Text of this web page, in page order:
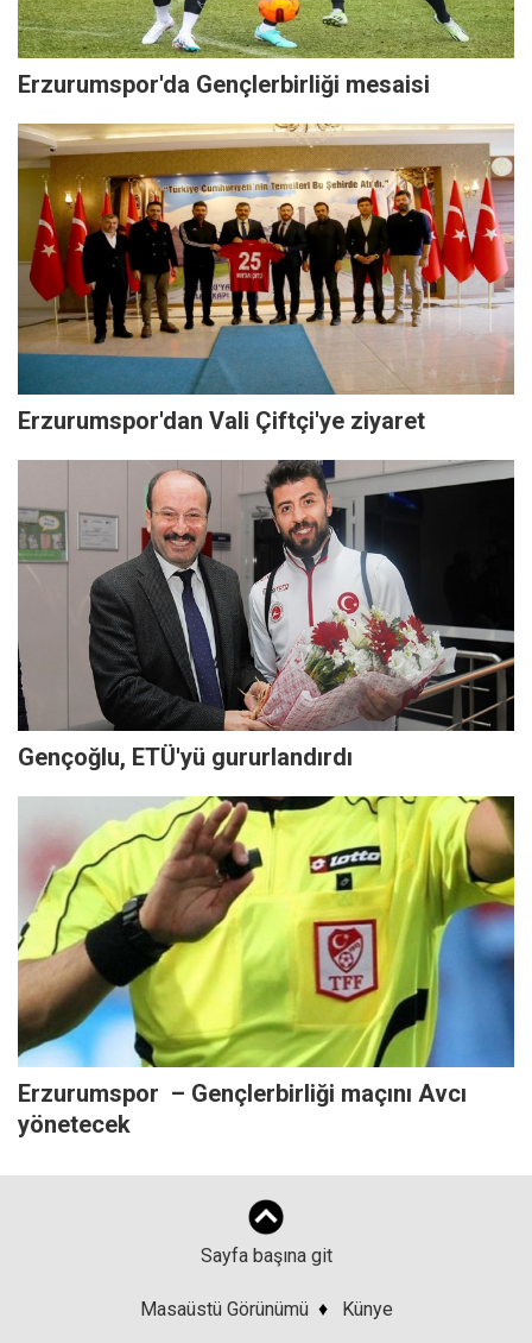
Erzurumspor'da Gençlerbirliği mesaisi
Erzurumspor'dan Vali Çiftçi'ye ziyaret
Gençoğlu, ETÜ'yü gururlandırdı
Erzurumspor – Gençlerbirliği maçını Avcı
yönetecek
Sayfa başına git
Masaüstü Görünümü ♦ Künye